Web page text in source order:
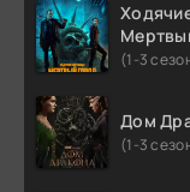
(1-3
Дом
(1-3